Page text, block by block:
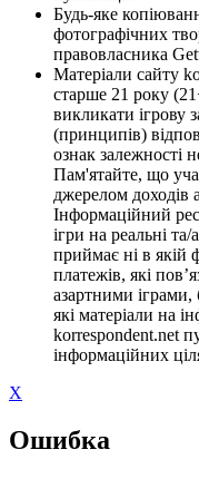
Будь-яке
фотографічних
правовласника
Матеріали сайту
старше 21 року
викликати ігрову
(принципів)
ознак залежності
Пам'ятайте, що
джерелом доходів
Інформаційний
ігри на реальні
приймає ні в якій
платежів, які
азартними іграми,
які матеріали на
korrespondent.net
інформаційних
X
Ошибка